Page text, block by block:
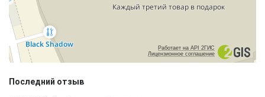
Работает на API 2ГИС
Лицензионное соглашение
Последний отзыв